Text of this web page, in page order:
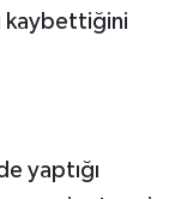
kaybettiğini
yaptığı